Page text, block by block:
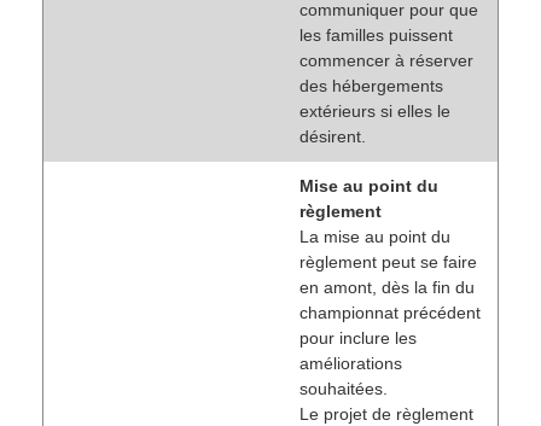
communiquer pour que
les familles puissent
commencer à réserver
des hébergements
extérieurs si elles le
désirent.
Mise au point du
règlement
La mise au point du
règlement peut se faire
en amont, dès la fin du
championnat précédent
pour inclure les
améliorations
souhaitées.
Le projet de règlement